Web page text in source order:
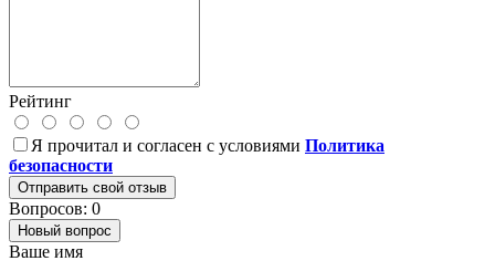
Рейтинг
Я прочитал и согласен с условиями Политика
безопасности
Отправить свой отзыв
Вопросов: 0
Новый вопрос
Ваше имя